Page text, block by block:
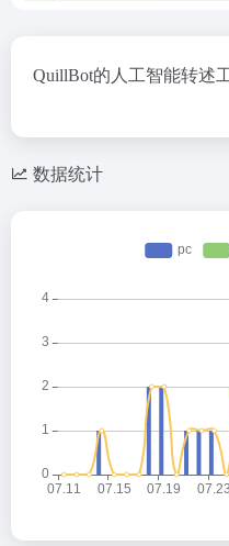
QuillBot的人工智能转述
数据统计